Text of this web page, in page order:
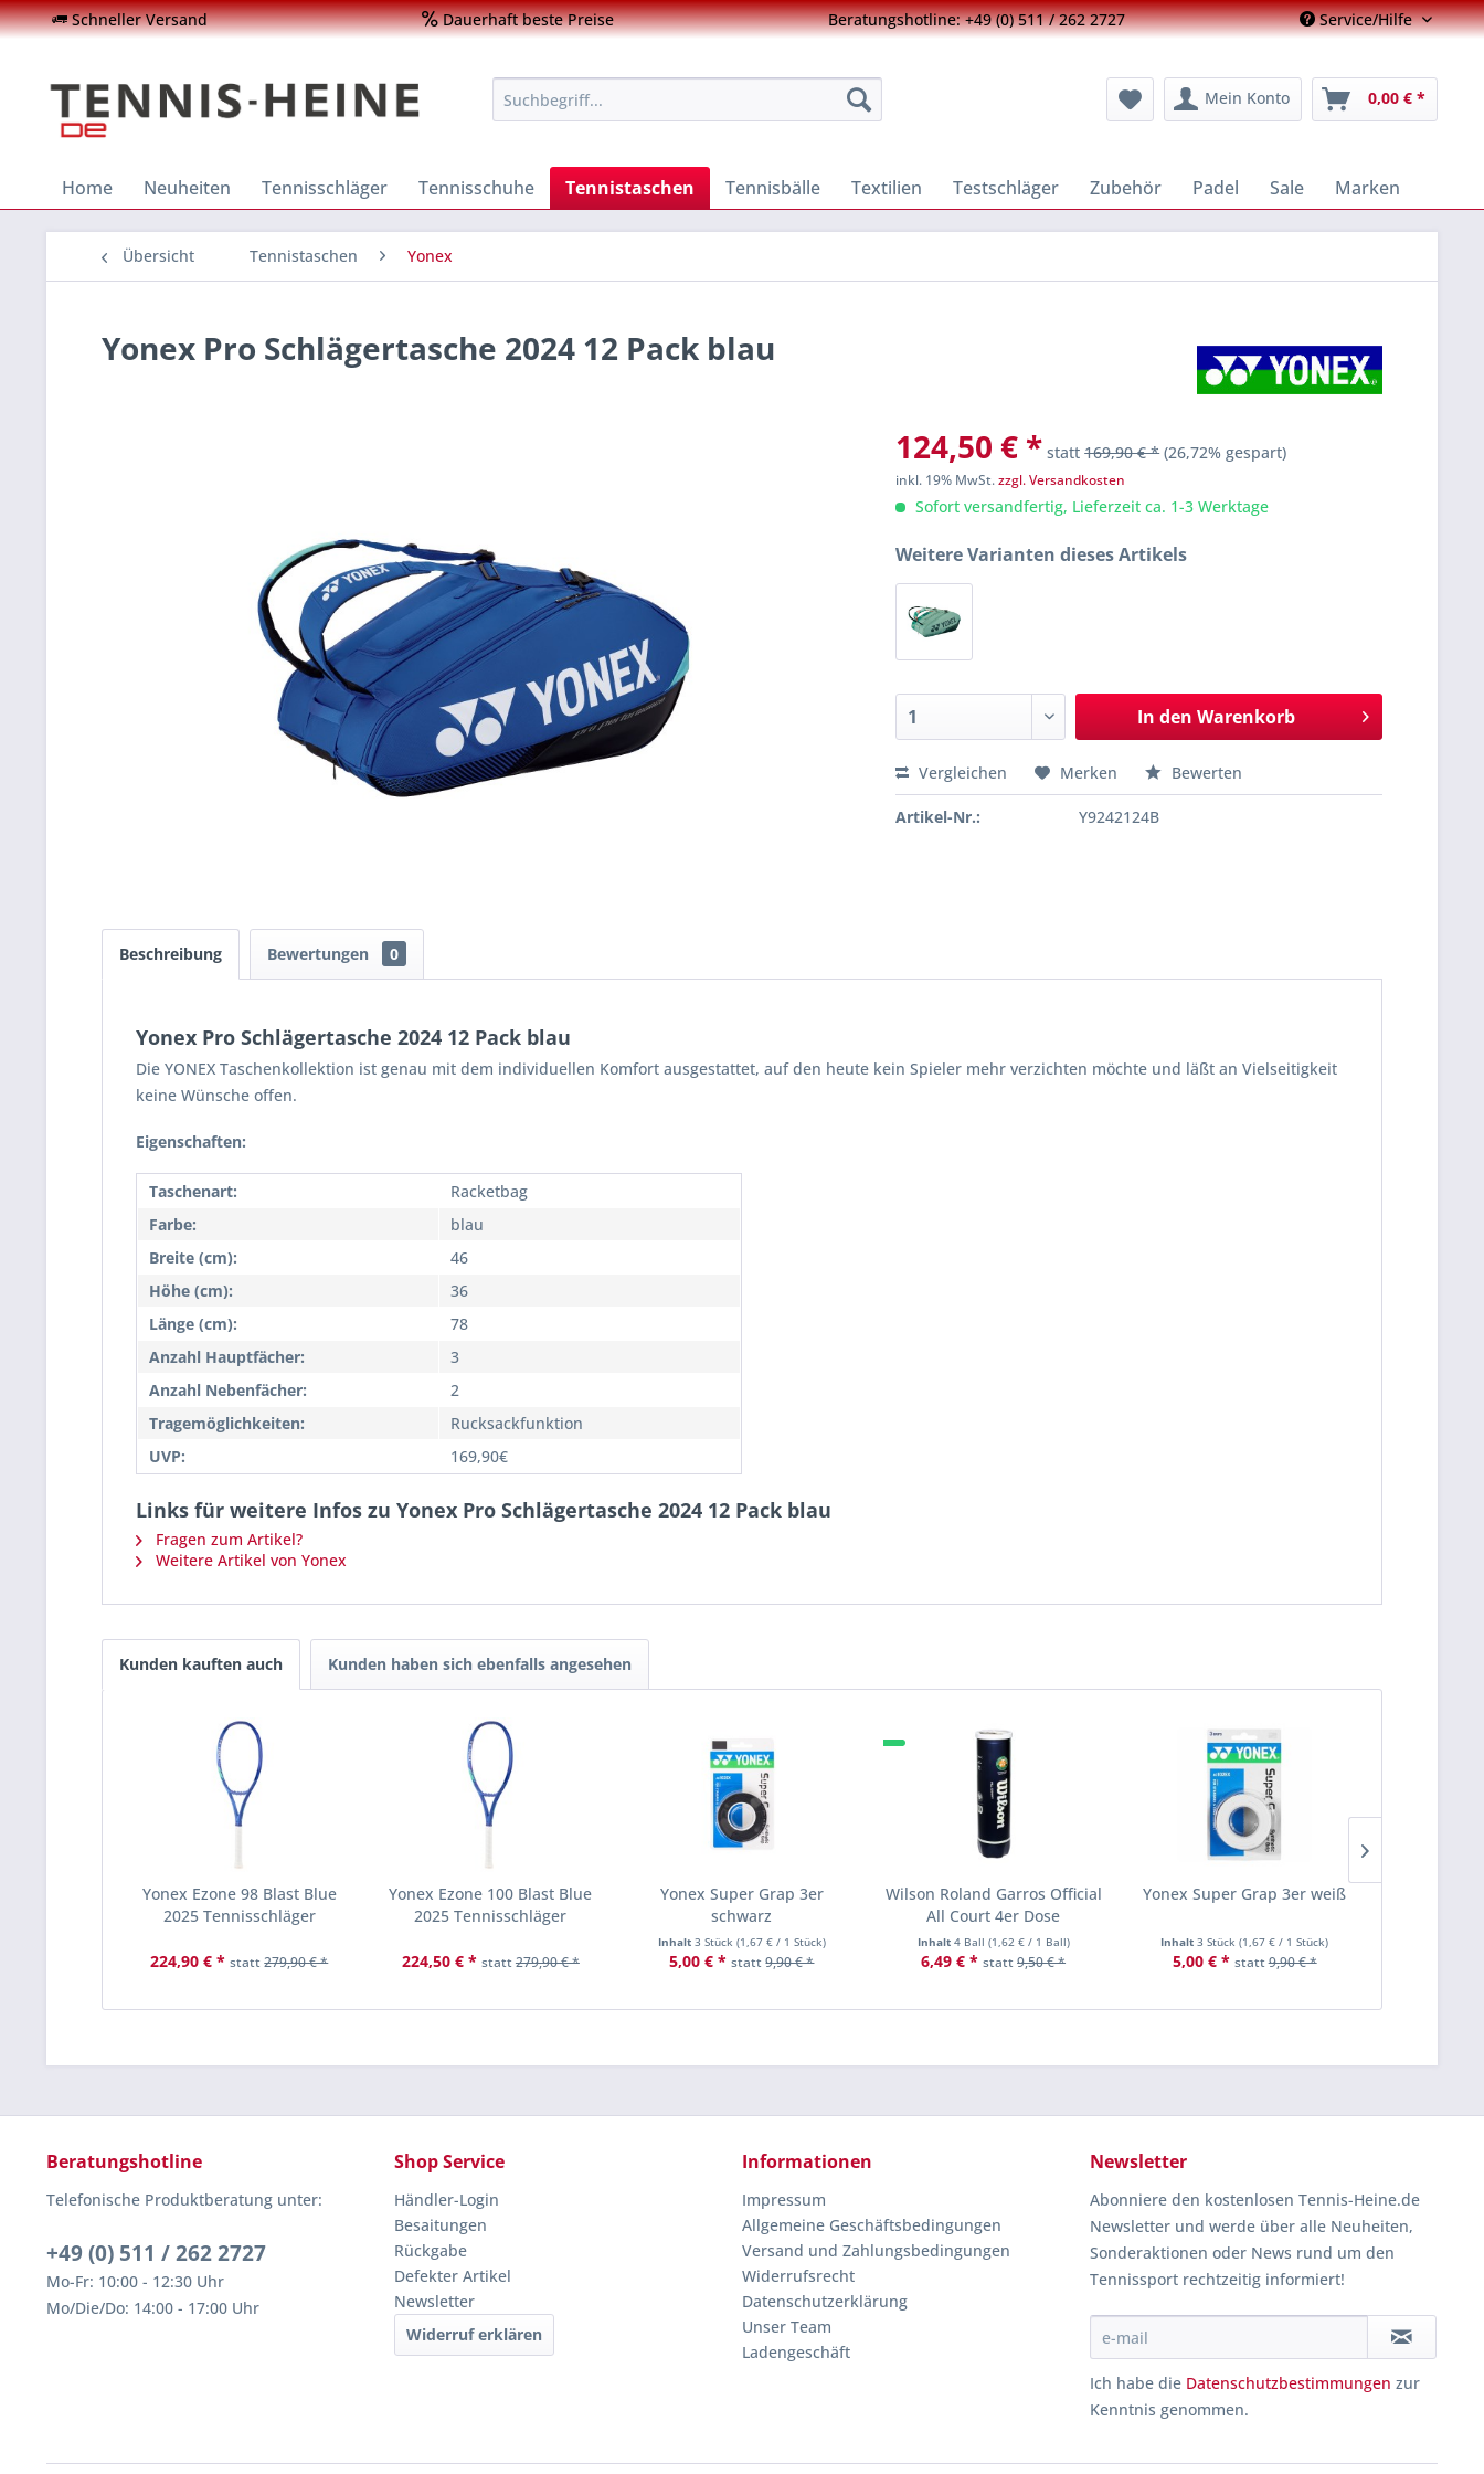
Schneller Versand Dauerhaft beste Preise Beratungshotline: +49 (0) 511 / 262 2727 Service/Hilfe
Mein Konto 0,00 € *
Home Neuheiten Tennisschläger Tennisschuhe Tennistaschen Tennisbälle Textilien Testschläger Zubehör Padel Sale Marken
Übersicht Tennistaschen Yonex
Yonex Pro Schlägertasche 2024 12 Pack blau
124,50 € * statt169,90 € * (26,72% gespart)
inkl. 19% MwSt.zzgl. Versandkosten
Sofort versandfertig, Lieferzeit ca. 1-3 Werktage
Weitere Varianten dieses Artikels
In den Warenkorb
Vergleichen Merken Bewerten
Artikel-Nr.: Y9242124B
Beschreibung Bewertungen 0
Yonex Pro Schlägertasche 2024 12 Pack blau
Die YONEX Taschenkollektion ist genau mit dem individuellen Komfort ausgestattet, auf den heute kein Spieler mehr verzichten möchte und läßt an Vielseitigkeit
keine Wünsche offen.
Eigenschaften:
Taschenart:
Racketbag
Farbe:
blau
Breite (cm):
46
Höhe (cm):
36
Länge (cm):
78
Anzahl Hauptfächer:
3
Anzahl Nebenfächer:
2
Tragemöglichkeiten:
Rucksackfunktion
UVP:
169,90€
Links für weitere Infos zu Yonex Pro Schlägertasche 2024 12 Pack blau
Fragen zum Artikel?
Weitere Artikel von Yonex
Kunden kauften auch Kunden haben sich ebenfalls angesehen
Yonex Ezone 98 Blast Blue
2025 Tennisschläger
224,90 € * statt279,90 € *
Yonex Ezone 100 Blast Blue
2025 Tennisschläger
224,50 € * statt279,90 € *
Yonex Super Grap 3er
schwarz
Inhalt 3 Stück (1,67 €/ 1 Stück)
5,00 € * statt9,90 € *
Wilson Roland Garros Official
All Court 4er Dose
Inhalt 4 Ball (1,62 €/ 1 Ball)
6,49 € * statt9,50 € *
Yonex Super Grap 3er weiß
Inhalt3 Stück(1,67 € / 1 Stück)
5,00 € * statt9,90 € *
Beratungshotline
Telefonische Produktberatung unter:
+49 (0) 511 / 262 2727
Mo-Fr: 10:00 - 12:30 Uhr
Mo/Die/Do: 14:00 - 17:00 Uhr
Shop Service
Händler-Login
Besaitungen
Rückgabe
Defekter Artikel
Newsletter
Widerruf erklären
Informationen
Impressum
Allgemeine Geschäftsbedingungen
Versand und Zahlungsbedingungen
Widerrufsrecht
Datenschutzerklärung
Unser Team
Ladengeschäft
Newsletter
Abonniere den kostenlosen Tennis-Heine.de
Newsletter und werde über alle Neuheiten,
Sonderaktionen oder News rund um den
Tennissport rechtzeitig informiert!
Ich habe die Datenschutzbestimmungen zur
Kenntnis genommen.